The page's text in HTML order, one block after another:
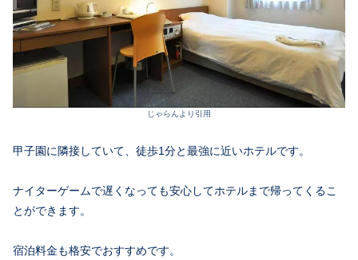
じゃらんより引用
甲子園に隣接していて、徒歩1分と最強に近いホテルです。
ナイターゲームで遅くなっても安心してホテルまで帰ってくるこ
とができます。
宿泊料金も格安でおすすめです。